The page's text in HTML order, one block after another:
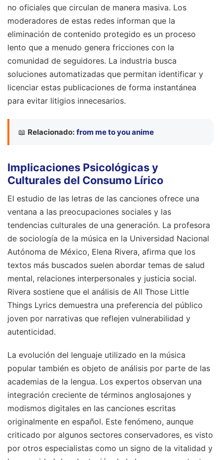
no oficiales que circulan de manera masiva. Los
moderadores de estas redes informan que la
eliminación de contenido protegido es un proceso
lento que a menudo genera fricciones con la
comunidad de seguidores. La industria busca
soluciones automatizadas que permitan identificar y
licenciar estas publicaciones de forma instantánea
para evitar litigios innecesarios.
📖 Relacionado: from me to you anime
Implicaciones Psicológicas y
Culturales del Consumo Lírico
El estudio de las letras de las canciones ofrece una
ventana a las preocupaciones sociales y las
tendencias culturales de una generación. La profesora
de sociología de la música en la Universidad Nacional
Autónoma de México, Elena Rivera, afirma que los
textos más buscados suelen abordar temas de salud
mental, relaciones interpersonales y justicia social.
Rivera sostiene que el análisis de All Those Little
Things Lyrics demuestra una preferencia del público
joven por narrativas que reflejen vulnerabilidad y
autenticidad.
La evolución del lenguaje utilizado en la música
popular también es objeto de análisis por parte de las
academias de la lengua. Los expertos observan una
integración creciente de términos anglosajones y
modismos digitales en las canciones escritas
originalmente en español. Este fenómeno, aunque
criticado por algunos sectores conservadores, es visto
por otros especialistas como un signo de la vitalidad y